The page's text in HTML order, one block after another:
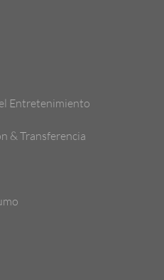
Entretenimiento
& Transferencia